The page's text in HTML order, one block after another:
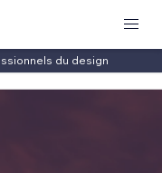
du design